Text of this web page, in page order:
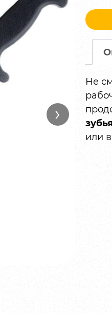
›
Не
или